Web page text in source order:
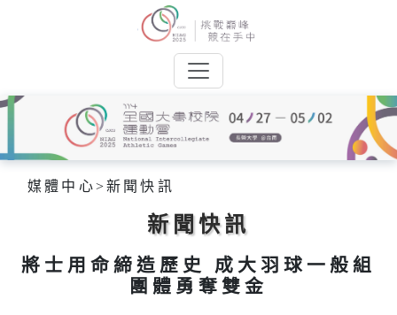
媒體中心>新聞快訊
新聞快訊
將士用命締造歷史 成大羽球一般組
團體勇奪雙金